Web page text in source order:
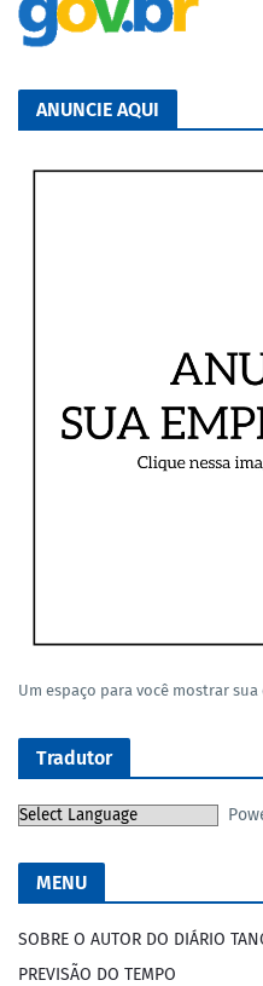
ANUNCIE AQUI
Um espaço para você mostrar
Tradutor
MENU
SOBRE O AUTOR DO DIÁRIO
PREVISÃO DO TEMPO